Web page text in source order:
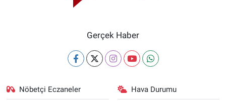
Gerçek Haber
Nöbetçi Eczaneler Hava Durumu